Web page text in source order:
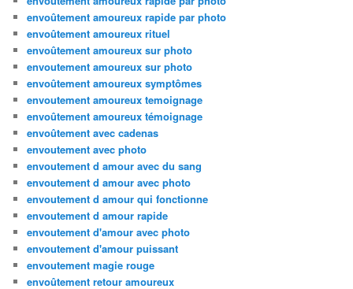
envoûtement amoureux rapide par photo
envoûtement amoureux rituel
envoûtement amoureux sur photo
envoutement amoureux sur photo
envoûtement amoureux symptômes
envoutement amoureux temoignage
envoûtement amoureux témoignage
envoûtement avec cadenas
envoutement avec photo
envoutement d amour avec du sang
envoutement d amour avec photo
envoutement d amour qui fonctionne
envoutement d amour rapide
envoutement d'amour avec photo
envoutement d'amour puissant
envoutement magie rouge
envoûtement retour amoureux